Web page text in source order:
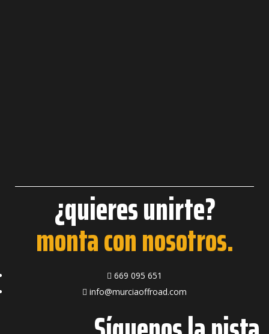
¿quieres unirte?
monta con nosotros.
669 095 651
info@murciaoffroad.com